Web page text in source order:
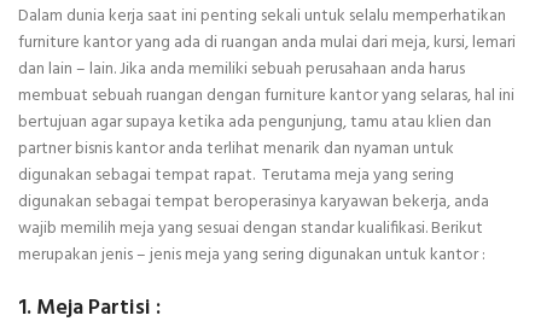
Dalam dunia kerja saat ini penting sekali untuk selalu memperhatikan
furniture kantor yang ada di ruangan anda mulai dari meja, kursi, lemari
dan lain – lain. Jika anda memiliki sebuah perusahaan anda harus
membuat sebuah ruangan dengan furniture kantor yang selaras, hal ini
bertujuan agar supaya ketika ada pengunjung, tamu atau klien dan
partner bisnis kantor anda terlihat menarik dan nyaman untuk
digunakan sebagai tempat rapat. Terutama meja yang sering
digunakan sebagai tempat beroperasinya karyawan bekerja, anda
wajib memilih meja yang sesuai dengan standar kualifikasi. Berikut
merupakan jenis – jenis meja yang sering digunakan untuk kantor :
1. Meja Partisi :